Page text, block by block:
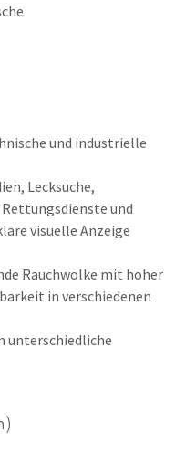
und industrielle
Lecksuche,
und
visuelle Anzeige
Rauchwolke mit hoher
in verschiedenen
unterschiedliche